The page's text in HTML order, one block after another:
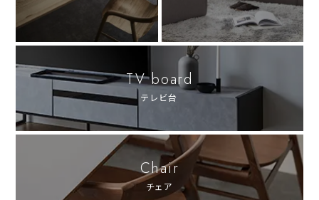
TV board
テレビ台
Chair
チェア